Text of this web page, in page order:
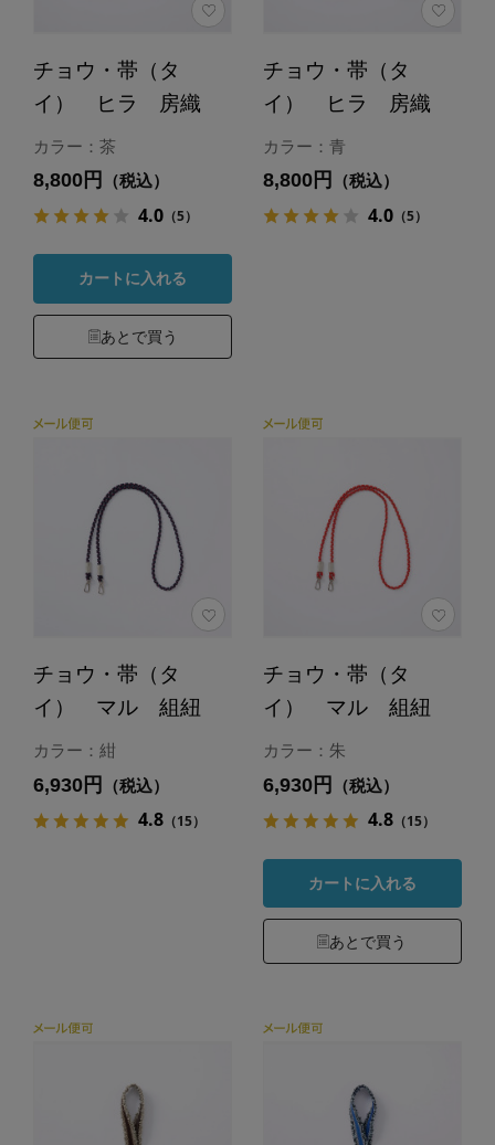
チョウ・帯（タ
イ） ヒラ 房織
カラー：茶
8,800円 （税込）
4.0（5）
カートに入れる
あとで買う
チョウ・帯（タ
イ） ヒラ 房織
カラー：青
8,800円 （税込）
4.0（5）
チョウ・帯（タ
イ） マル 組紐
カラー：紺
6,930円 （税込）
4.8（15）
チョウ・帯（タ
イ） マル 組紐
カラー：朱
6,930円 （税込）
4.8（15）
カートに入れる
あとで買う